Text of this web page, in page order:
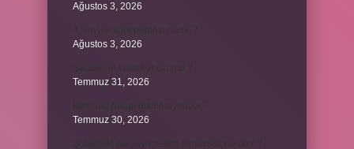
Ağustos 3, 2026
Ağustos 3, 2026
Temmuz 31, 2026
Temmuz 30, 2026